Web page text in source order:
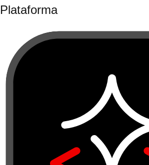
Plataforma